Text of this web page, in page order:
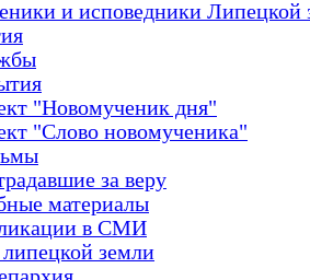
и исповедники Липецкой
"Новомученик дня"
"Слово новомученика"
за веру
материалы
в СМИ
земли